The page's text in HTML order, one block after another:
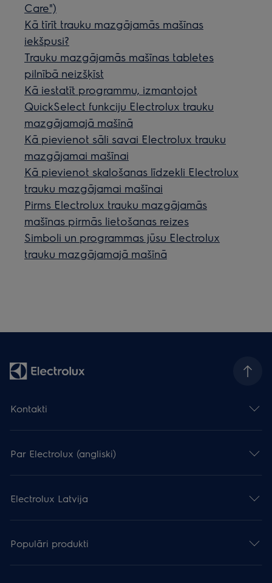
Care")
Kā tīrīt trauku mazgājamās mašīnas
iekšpusi?
Trauku mazgājamās mašīnas tabletes
pilnībā neizšķīst
Kā iestatīt programmu, izmantojot
QuickSelect funkciju Electrolux trauku
mazgājamajā mašīnā
Kā pievienot sāli savai Electrolux trauku
mazgājamai mašīnai
Kā pievienot skalošanas līdzekli Electrolux
trauku mazgājamai mašīnai
Pirms Electrolux trauku mazgājamās
mašīnas pirmās lietošanas reizes
Simboli un programmas jūsu Electrolux
trauku mazgājamajā mašīnā
Kontakti
Par Electrolux (angliski)
Electrolux Latvija
Populāri produkti